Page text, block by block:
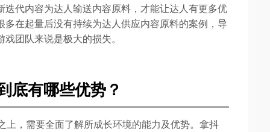
代内容为达人输送内容原料，才能让达人有更多优
在起量后没有持续为达人供应内容原料的案例，导
团队来说是极大的损失。
底有哪些优势？
，需要全面了解所成长环境的能力及优势。拿抖